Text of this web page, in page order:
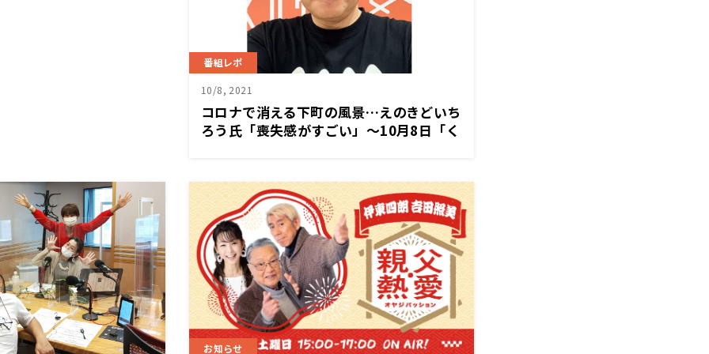
番組レポ
10/8, 2021
コロナで消える下町の風景…えのきどいち
ろう氏「喪失感がすごい」～10月8日「く
お知らせ